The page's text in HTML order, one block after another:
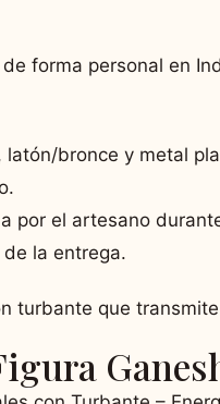
forma personal en
latón/bronce y metal
por el artesano
la entrega.
turbante que